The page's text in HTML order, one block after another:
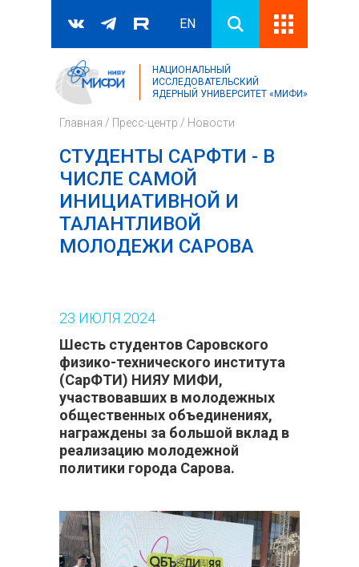
Форма поиска
Поиск
EN
НАЦИОНАЛЬНЫЙ
ИССЛЕДОВАТЕЛЬСКИЙ
ЯДЕРНЫЙ УНИВЕРСИТЕТ «МИФИ»
Главная / Пресс-центр / Новости
СТУДЕНТЫ САРФТИ - В
ЧИСЛЕ САМОЙ
ИНИЦИАТИВНОЙ И
ТАЛАНТЛИВОЙ
МОЛОДЕЖИ САРОВА
23 ИЮЛЯ 2024
Шесть студентов Саровского
физико-технического института
(СарФТИ) НИЯУ МИФИ,
участвовавших в молодежных
общественных объединениях,
награждены за большой вклад в
реализацию молодежной
политики города Сарова.